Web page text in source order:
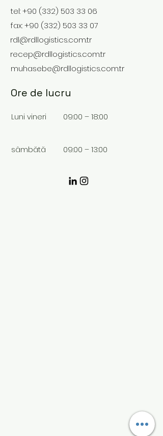
tel:+90 (332) 503 33 06
fax:+90 (332) 503 33 07
rdl@rdllogistics.com.tr
recep@rdllogistics.com.tr
muhasebe@rdllogistics.com.tr
Ore de lucru
Luni vineri 09:00 – 18:00
sâmbătă 09:00 – 13:00